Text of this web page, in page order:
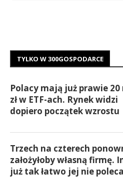
TYLKO W 300GOSPODARCE
Polacy mają już prawie 20
zł w ETF-ach. Rynek widzi
dopiero początek wzrostu
Trzech na czterech
założyłoby własną firmę.
już tak łatwo jej nie